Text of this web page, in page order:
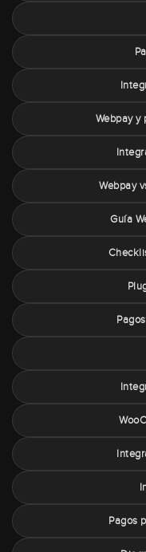
Webpay y
Webpay
Guía
Pagos